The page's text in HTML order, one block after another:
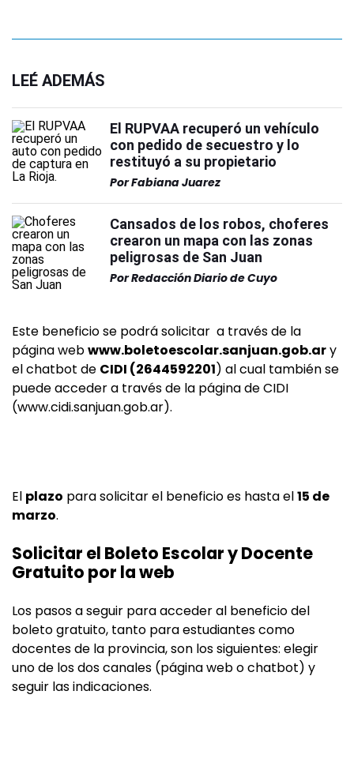
LEÉ ADEMÁS
El RUPVAA recuperó un vehículo
con pedido de secuestro y lo
restituyó a su propietario
PorFabiana Juarez
Cansados de los robos, choferes
crearon un mapa con las zonas
peligrosas de San Juan
PorRedacción Diario de Cuyo
Este beneficio se podrá solicitar a través de la
página webwww.boletoescolar.sanjuan.gob.ary
el chatbot de CIDI (2644592201) al cual también se
puede acceder a través de la página de CIDI
(www.cidi.sanjuan.gob.ar).
El plazo para solicitar el beneficio es hasta el15 de
marzo.
Solicitar el Boleto Escolar y Docente
Gratuito por la web
Los pasos a seguir para acceder al beneficio del
boleto gratuito, tanto para estudiantes como
docentes de la provincia, son los siguientes: elegir
uno de los dos canales (página web o chatbot) y
seguir las indicaciones.